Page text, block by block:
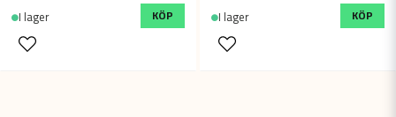
I lager KÖP I lager KÖP